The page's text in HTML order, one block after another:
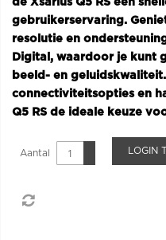
gebruikerservaring.
resolutie en
Digital, waardoor je kunt
beeld- en
connectiviteitsopties en
Q5 RS de ideale keuze
Aantal LOGIN